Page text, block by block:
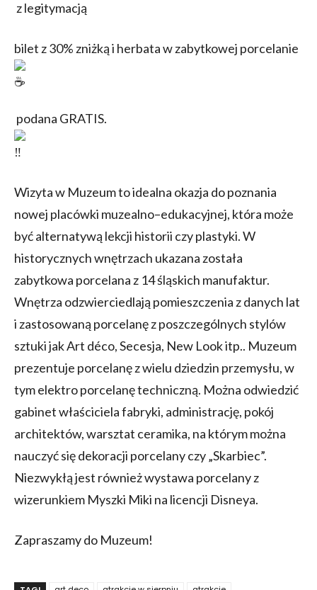
z legitymacją
bilet z 30% zniżką i herbata w zabytkowej porcelanie
podana GRATIS.
Wizyta w Muzeum to idealna okazja do poznania
nowej placówki muzealno–edukacyjnej, która może
być alternatywą lekcji historii czy plastyki. W
historycznych wnętrzach ukazana została
zabytkowa porcelana z 14 śląskich manufaktur.
Wnętrza odzwierciedlają pomieszczenia z danych lat
i zastosowaną porcelanę z poszczególnych stylów
sztuki jak Art déco, Secesja, New Look itp.. Muzeum
prezentuje porcelanę z wielu dziedzin przemysłu, w
tym elektro porcelanę techniczną. Można odwiedzić
gabinet właściciela fabryki, administrację, pokój
architektów, warsztat ceramika, na którym można
nauczyć się dekoracji porcelany czy „Skarbiec”.
Niezwykłą jest również wystawa porcelany z
wizerunkiem Myszki Miki na licencji Disneya.
Zapraszamy do Muzeum!